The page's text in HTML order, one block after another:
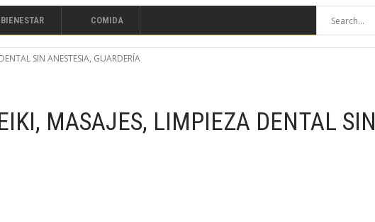
BIENESTAR COMIDA
SIN ANESTESIA, GUARDERÍA
MASAJES, LIMPIEZA DENTAL SIN